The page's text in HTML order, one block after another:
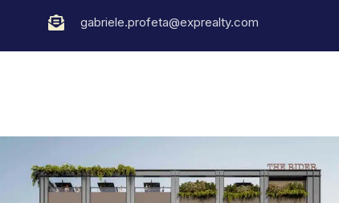
gabriele.profeta@exprealty.com